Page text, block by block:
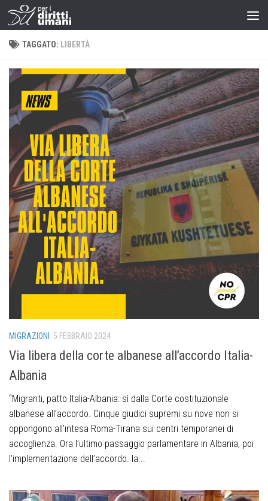
TAGGATO: LIBERTÀ
MIGRAZIONI 5 FEBBRAIO 2024
Via libera della corte albanese all’accordo Italia-
Albania
“Migranti, patto Italia-Albania: sì dalla Corte costituzionale
albanese all’accordo. Cinque giudici supremi su nove non si
oppongono all’intesa Roma-Tirana sui centri temporanei di
accoglienza.️ Ora l’ultimo passaggio parlamentare in Albania, poi
l’implementazione dell’accordo.️ la...